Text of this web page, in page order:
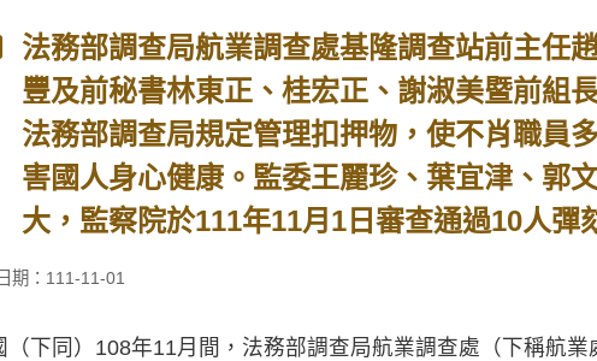
法務部調查局航業調查處基隆調查站前主任
豐及前秘書林東正、桂宏正、謝淑美暨前組
法務部調查局規定管理扣押物，使不肖職員
害國人身心健康。監委王麗珍、葉宜津、郭
大，監察院於111年11月1日審查通過10人彈
日期：111-11-01
（下同）108年11月間，法務部調查局航業調查處（下稱航